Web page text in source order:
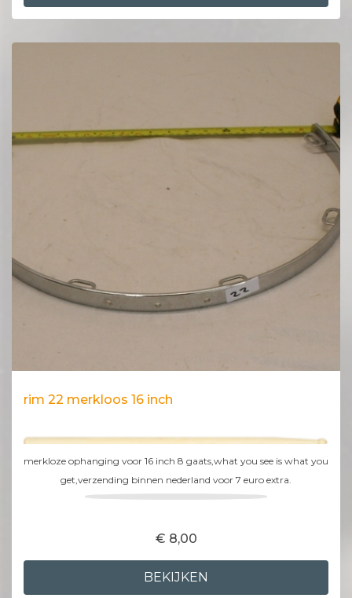
rim 22 merkloos 16 inch
merkloze ophanging voor 16 inch 8 gaats,what you see is what you
get,verzending binnen nederland voor 7 euro extra.
€ 8,00
BEKIJKEN